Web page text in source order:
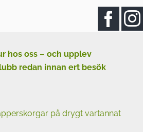
hos oss – och upplev
redan innan ert besök
på drygt vartannat